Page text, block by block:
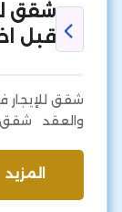
قبل
والعقد شقق
المزيد